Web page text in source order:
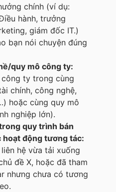
chính (ví dụ:
hành, trưởng
giám đốc IT.)
bạn nói chuyện đúng
quy mô công ty:
ty trong cùng
chính, công nghệ,
hoặc cùng quy mô
nghiệp lớn).
quy trình bán
hoạt động tương tác:
hệ vừa tải xuống
đề X, hoặc đã tham
nhưng chưa có tương